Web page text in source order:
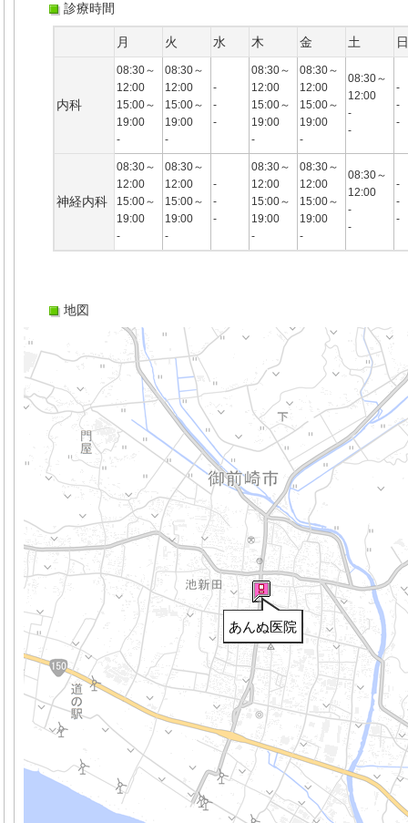
診療時間
月 火 水 木 金 土
内科
08:30～
12:00
15:00～
19:00
-
08:30～
12:00
15:00～
19:00
-
-
-
-
08:30～
12:00
15:00～
19:00
-
08:30～
12:00
15:00～
19:00
-
08:30～
12:00
-
-
-
-
-
神経内科
08:30～
12:00
15:00～
19:00
-
08:30～
12:00
15:00～
19:00
-
-
-
-
08:30～
12:00
15:00～
19:00
-
08:30～
12:00
15:00～
19:00
-
08:30～
12:00
-
-
-
-
-
地図
あんぬ医院